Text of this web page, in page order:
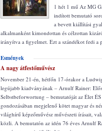
1 hét 1 mű Az MG
indított bemutató
a bevett kiállítási
alkalmanként kimondottan és célzottan
irányítva a figyelmet. Ezt a szándékot fedi a
Esmények
A nagy átfestőművész
November 21-én, hétfőn 17-órakor a
legújabb kiadványának – Arnulf Rainer:
Selbstbeforwortung – bemutatóját az Élet
gondozásában megjelenő kötet magyar és
világhírű képzőművész művészeti írásait,
közli. A bemutatón az idén 76 éves Arnulf